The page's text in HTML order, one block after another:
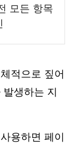
모든 항목
적으로 짚어
생하는 지
용하면 페이